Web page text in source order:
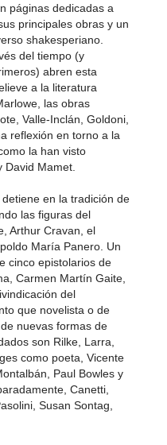
páginas dedicadas a
principales obras y un
shakesperiano.
del tiempo (y
abren esta
a la literatura
las obras
Valle-Inclán, Goldoni,
reflexión en torno a la
la han visto
David Mamet.
en la tradición de
las figuras del
Arthur Cravan, el
María Panero. Un
cinco epistolarios de
Carmen Martín Gaite,
del
que novelista o de
nuevas formas de
son Rilke, Larra,
como poeta, Vicente
Paul Bowles y
Canetti,
Susan Sontag,